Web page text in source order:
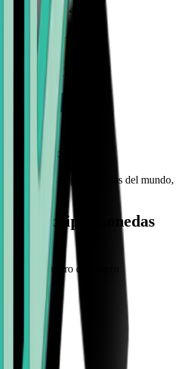
principales criptomonedas del mundo,
criptomonedas
el futuro del dinero